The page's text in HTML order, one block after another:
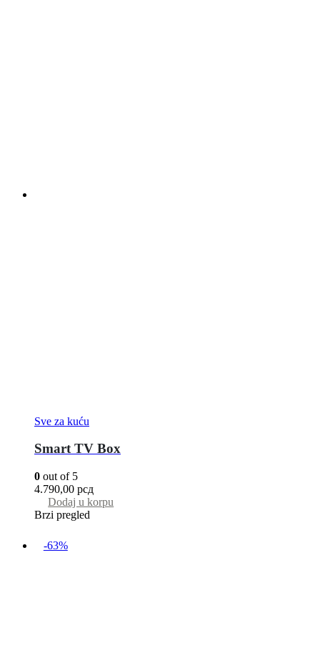
Sve za kuću
Smart TV Box
0 out of 5
4.790,00 рсд
Dodaj u korpu
Brzi pregled
-63%